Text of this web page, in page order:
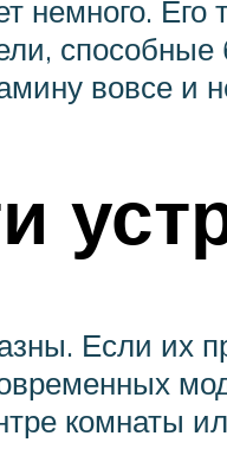
немного.
способные
вовсе и
Если их
комнаты